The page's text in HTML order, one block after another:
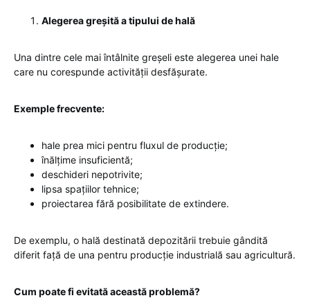
Alegerea greșită a tipului de hală
Una dintre cele mai întâlnite greșeli este alegerea unei hale
care nu corespunde activității desfășurate.
Exemple frecvente:
hale prea mici pentru fluxul de producție;
înălțime insuficientă;
deschideri nepotrivite;
lipsa spațiilor tehnice;
proiectarea fără posibilitate de extindere.
De exemplu, o hală destinată depozitării trebuie gândită
diferit față de una pentru producție industrială sau agricultură.
Cum poate fi evitată această problemă?